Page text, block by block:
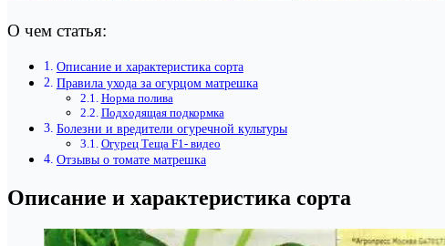
О чем статья:
Описание и характеристика сорта
Правила ухода за огурцом матрешка
Норма полива
Подходящая подкормка
Болезни и вредители огуречной культуры
Огурец Теща F1- видео
Отзывы о томате матрешка
Описание и характеристика сорта